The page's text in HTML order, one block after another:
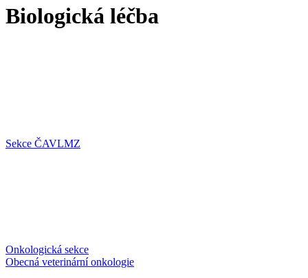
Biologická léčba
Sekce ČAVLMZ
Onkologická sekce
Obecná veterinární onkologie